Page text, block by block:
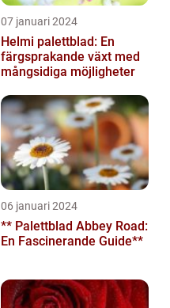
07 januari 2024
Helmi palettblad: En
färgsprakande växt med
mångsidiga möjligheter
06 januari 2024
** Palettblad Abbey Road:
En Fascinerande Guide**